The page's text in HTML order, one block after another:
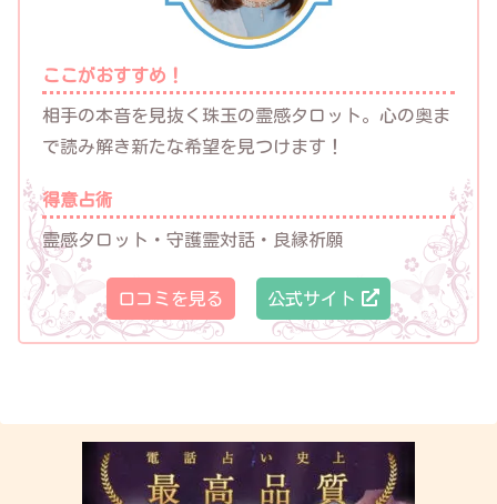
ここがおすすめ！
相手の本音を見抜く珠玉の霊感タロット。心の奥ま
で読み解き新たな希望を見つけます！
得意占術
霊感タロット・守護霊対話・良縁祈願
口コミを見る 公式サイト